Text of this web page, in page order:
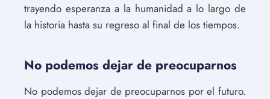
trayendo esperanza a la humanidad a lo largo de
la historia hasta su regreso al final de los tiempos.
No podemos dejar de preocuparnos
No podemos dejar de preocuparnos por el futuro.